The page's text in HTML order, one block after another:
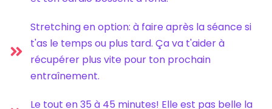
Stretching en option: à faire après la séance si
t'as le temps ou plus tard. Ça va t'aider à
récupérer plus vite pour ton prochain
entraînement.
Le tout en 35 à 45 minutes! Elle est pas belle la